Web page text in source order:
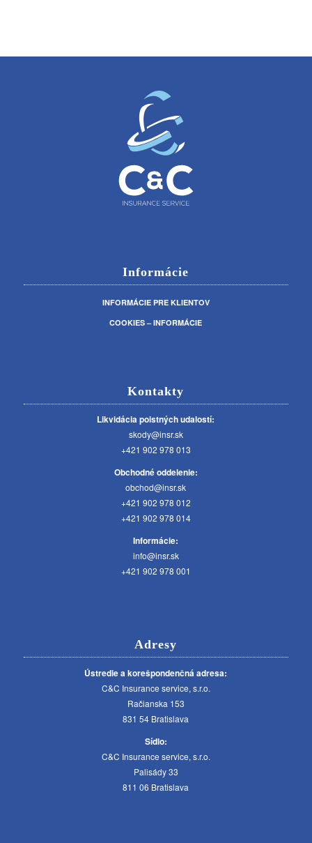
Informácie
INFORMÁCIE PRE KLIENTOV
COOKIES – INFORMÁCIE
Kontakty
Likvidácia poistných udalostí:
skody@insr.sk
+421 902 978 013
Obchodné oddelenie:
obchod@insr.sk
+421 902 978 012
+421 902 978 014
Informácie:
info@insr.sk
+421 902 978 001
Adresy
Ústredie a korešpondenčná adresa:
C&C Insurance service, s.r.o.
Račianska 153
831 54 Bratislava
Sídlo:
C&C Insurance service, s.r.o.
Palisády 33
811 06 Bratislava